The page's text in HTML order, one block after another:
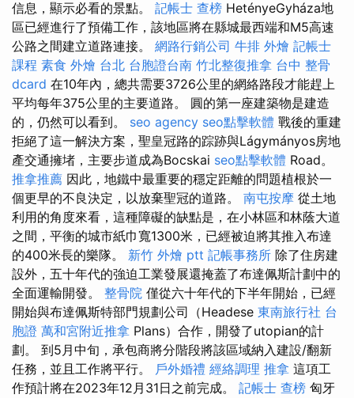
信息，顯示必看的景點。 記帳士 查榜 HetényeGyháza地
區已經進行了預備工作，該地區將在縣城最西端和M5高速
公路之間建立道路連接。 網路行銷公司 牛排 外燴 記帳士
課程 素食 外燴 台北 台胞證台南 竹北整復推拿 台中 整骨
dcard 在10年內，總共需要3726公里的網絡路段才能趕上
平均每年375公里的主要道路。 圓的第一座建築物是建造
的，仍然可以看到。 seo agency seo點擊軟體 戰後的重建
拒絕了這一解決方案，聖皇冠路的踪跡與Lágymányos房地
產交通擁堵，主要步道成為Bocskai seo點擊軟體 Road。
推拿推薦 因此，地鐵中最重要的穩定距離的問題植根於一
個更早的不良決定，以放棄聖冠的道路。 南屯按摩 從土地
利用的角度來看，這種障礙的缺點是，在小林區和林蔭大道
之間，平衡的城市紙巾寬1300米，已經被迫將其推入布達
的400米長的樂隊。 新竹 外燴 ptt 記帳事務所 除了住房建
設外，五十年代的強迫工業發展還掩蓋了布達佩斯計劃中的
全面運輸開發。 整骨院 僅從六十年代的下半年開始，已經
開始與布達佩斯特部門規劃公司（Headese 東南旅行社 台
胞證 萬和宮附近推拿 Plans）合作，開發了utopian的計
劃。 到5月中旬，承包商將分階段將該區域納入建設/翻新
任務，並且工作將平行。 戶外婚禮 經絡調理 推拿 這項工
作預計將在2023年12月31日之前完成。 記帳士 查榜 匈牙